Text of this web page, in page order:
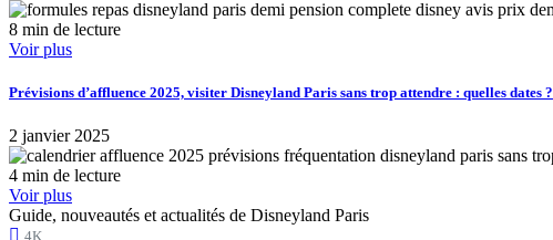
8 min de lecture
Voir plus
Prévisions d’affluence 2025, visiter Disneyland Paris sans trop attendre : quelles dates ?
2 janvier 2025
4 min de lecture
Voir plus
Guide, nouveautés et actualités de Disneyland Paris